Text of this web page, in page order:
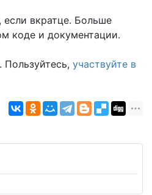
вкратце. Больше
коде и документации.
участвуйте в